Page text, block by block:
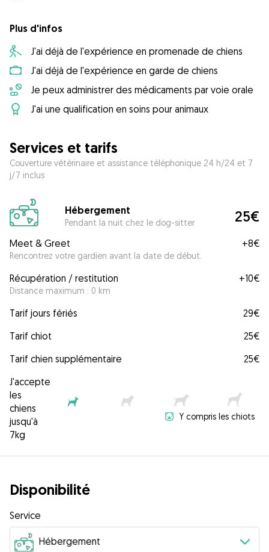
Plus d'infos
J'ai déjà de l'expérience en promenade de chiens
J'ai déjà de l'expérience en garde de chiens
Je peux administrer des médicaments par voie orale
J'ai une qualification en soins pour animaux
Services et tarifs
Couverture vétérinaire et assistance téléphonique 24 h/24 et 7
j/7 inclus
Hébergement
Pendant la nuit chez le dog-sitter 25€
Meet & Greet
Rencontrez votre gardien avant la date de début.
+8€
Récupération / restitution
Distance maximum : 0 km
+10€
Tarif jours fériés
29€
Tarif chiot
25€
Tarif chien supplémentaire
25€
J'accepte
les
chiens
jusqu'à
7kg
Y compris les chiots
Disponibilité
Service